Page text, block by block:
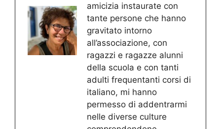
amicizia instaurate con
tante persone che hanno
gravitato intorno
all’associazione, con
ragazzi e ragazze alunni
della scuola e con tanti
adulti frequentanti corsi di
italiano, mi hanno
permesso di addentrarmi
nelle diverse culture